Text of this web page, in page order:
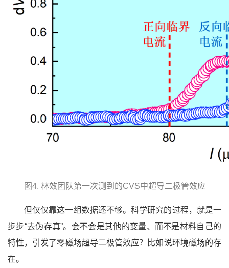
图4. 林效团队第一次测到的CVS中超导二极管效应
但仅仅靠这一组数据还不够。科学研究的过程，就是一
步步“去伪存真”。会不会是其他的变量、而不是材料自己的
特性，引发了零磁场超导二极管效应？比如说环境磁场的存
在。